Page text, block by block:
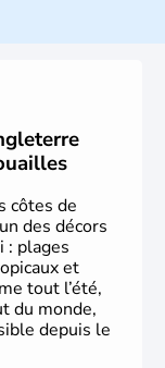
constitutives du
de 50 millions
seule, près de
s’est créé au
Angles
démocratie
à
côtes de
des décors
: plages
et
tout l’été,
du monde,
depuis le